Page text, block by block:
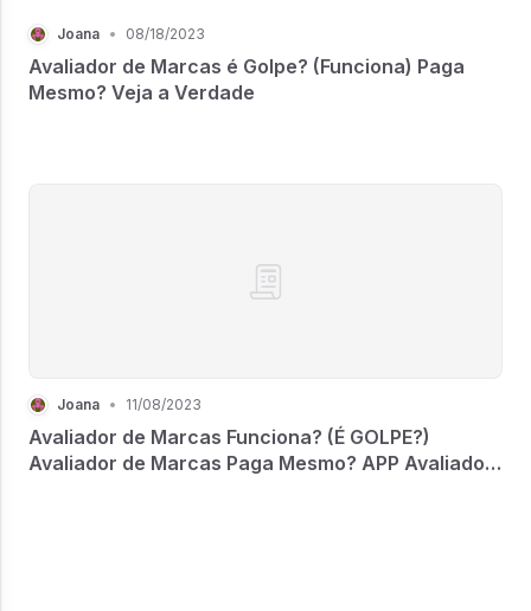
Joana • 08/18/2023
Avaliador de Marcas é Golpe? (Funciona) Paga
Mesmo? Veja a Verdade
Joana • 11/08/2023
Avaliador de Marcas Funciona? (É GOLPE?)
Avaliador de Marcas Paga Mesmo? APP Avaliador